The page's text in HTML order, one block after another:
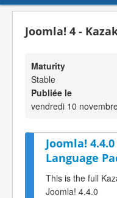
Joomla! 4 -
Maturity
Stable
Publiée le
vendredi 10
Joomla!
Language
This is the full
Joomla! 4.4.0